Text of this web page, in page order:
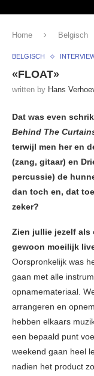
Home Belgisch
BELGISCH
«FLOAT»
written by Hans
Dat was even
Behind The
terwijl men her en
(zang, gitaar) en
percussie) de
dan toch en, dat
zeker?
Zien jullie jezelf
gewoon moeilijk
Oorspronkelijk was
gaan met alle
opnamemateriaal.
arrangeren en
hebben elkaars
een bepaald punt
weekend gaan heel
nadien het product